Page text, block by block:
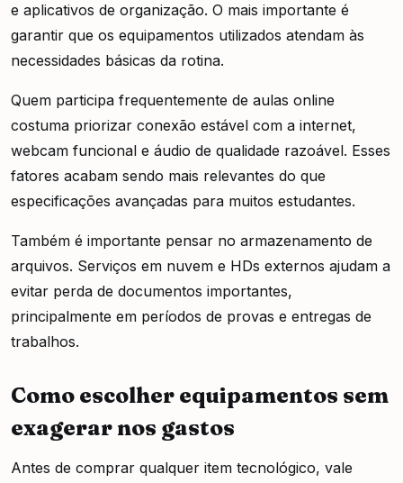
e aplicativos de organização. O mais importante é
garantir que os equipamentos utilizados atendam às
necessidades básicas da rotina.
Quem participa frequentemente de aulas online
costuma priorizar conexão estável com a internet,
webcam funcional e áudio de qualidade razoável. Esses
fatores acabam sendo mais relevantes do que
especificações avançadas para muitos estudantes.
Também é importante pensar no armazenamento de
arquivos. Serviços em nuvem e HDs externos ajudam a
evitar perda de documentos importantes,
principalmente em períodos de provas e entregas de
trabalhos.
Como escolher equipamentos sem
exagerar nos gastos
Antes de comprar qualquer item tecnológico, vale